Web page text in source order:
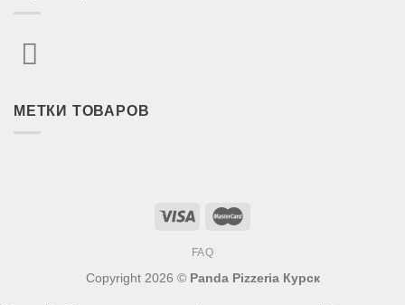
МЕТКИ ТОВАРОВ
FAQ
Copyright 2026 © Panda Pizzeria Курск